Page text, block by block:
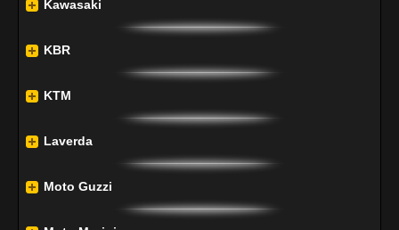
Kawasaki
KBR
KTM
Laverda
Moto Guzzi